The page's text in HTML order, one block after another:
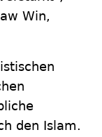
Win,
den Islam.